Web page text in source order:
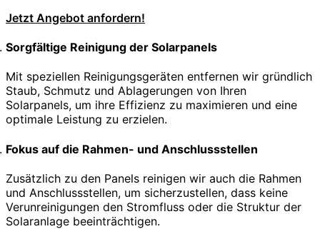
Jetzt Angebot anfordern!
Sorgfältige Reinigung der Solarpanels
Mit speziellen Reinigungsgeräten entfernen wir gründlich
Staub, Schmutz und Ablagerungen von Ihren
Solarpanels, um ihre Effizienz zu maximieren und eine
optimale Leistung zu erzielen.
Fokus auf die Rahmen- und Anschlussstellen
Zusätzlich zu den Panels reinigen wir auch die Rahmen
und Anschlussstellen, um sicherzustellen, dass keine
Verunreinigungen den Stromfluss oder die Struktur der
Solaranlage beeinträchtigen.